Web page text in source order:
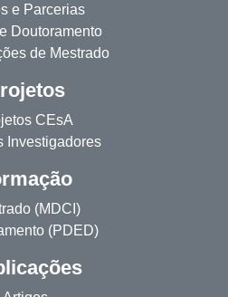
e Parcerias
Doutoramento
de Mestrado
CEsA
Investigadores
(MDCI)
(PDED)